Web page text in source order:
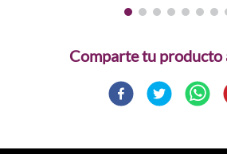
Comparte